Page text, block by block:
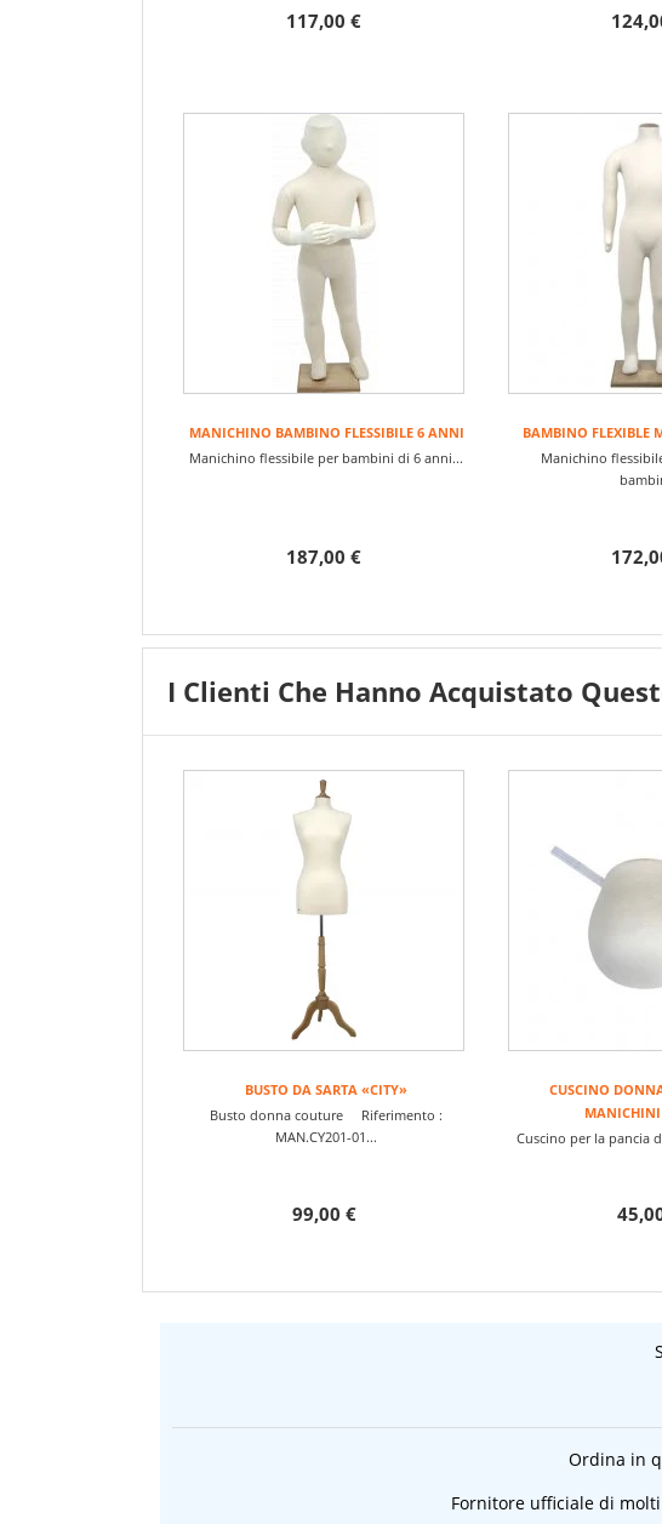
117,00 €
MANICHINO BAMBINO FLESSIBILE 6 ANNI
Manichino flessibile per bambini di 6 anni...
187,00 €
BAMBINO FLEXIBLE
Manichino
I Clienti Che Hanno Acquistato
BUSTO DA SARTA «CITY»
Busto donna couture Riferimento :
MAN.CY201-01...
99,00 €
CUSCINO
MANICHINI
Cuscino per la pancia
Ordina in
Fornitore ufficiale di